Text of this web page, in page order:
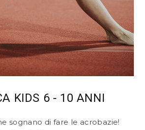
KIDS 6 - 10 ANNI
sognano di fare le acrobazie!